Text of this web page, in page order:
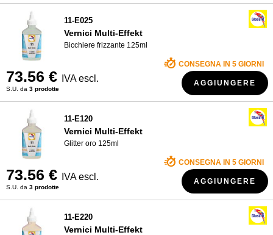
11-E025
Vernici Multi-Effekt
Bicchiere frizzante 125ml
73.56 € IVA escl.
S.U. da 3 prodotte
CONSEGNA IN 5 GIORNI
AGGIUNGERE
11-E120
Vernici Multi-Effekt
Glitter oro 125ml
73.56 € IVA escl.
S.U. da 3 prodotte
CONSEGNA IN 5 GIORNI
AGGIUNGERE
11-E220
Vernici Multi-Effekt